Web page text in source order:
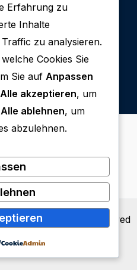
vorhanden.
Producciones
| Powered
& WordPress
Erfahrung zu
Inhalte
zu analysieren.
Cookies Sie
Sie auf Anpassen
Alle akzeptieren, um
Alle ablehnen, um
abzulehnen.